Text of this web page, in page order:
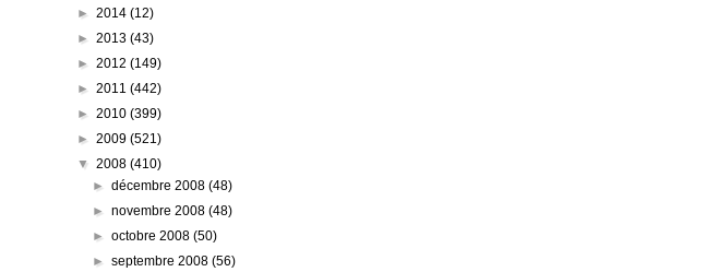
► 2014 (12)
► 2013 (43)
► 2012 (149)
► 2011 (442)
► 2010 (399)
► 2009 (521)
▼ 2008 (410)
►décembre 2008(48)
►novembre 2008(48)
►octobre 2008(50)
►septembre 2008(56)